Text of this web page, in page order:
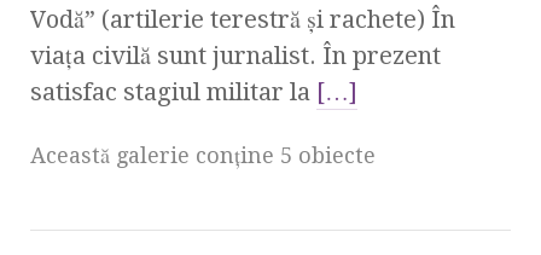
Vodă” (artilerie terestră şi rachete) În
viaţa civilă sunt jurnalist. În prezent
satisfac stagiul militar la […]
Această galerie conţine 5 obiecte